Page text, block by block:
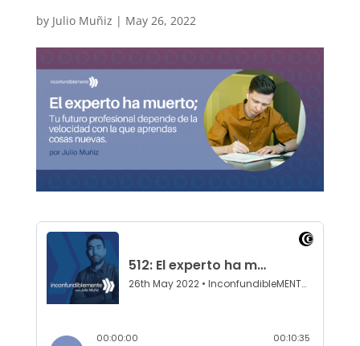
by Julio Muñiz | May 26, 2022